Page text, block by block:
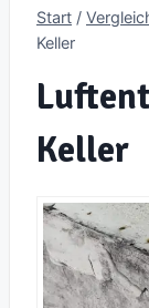
Start /
Keller
Keller